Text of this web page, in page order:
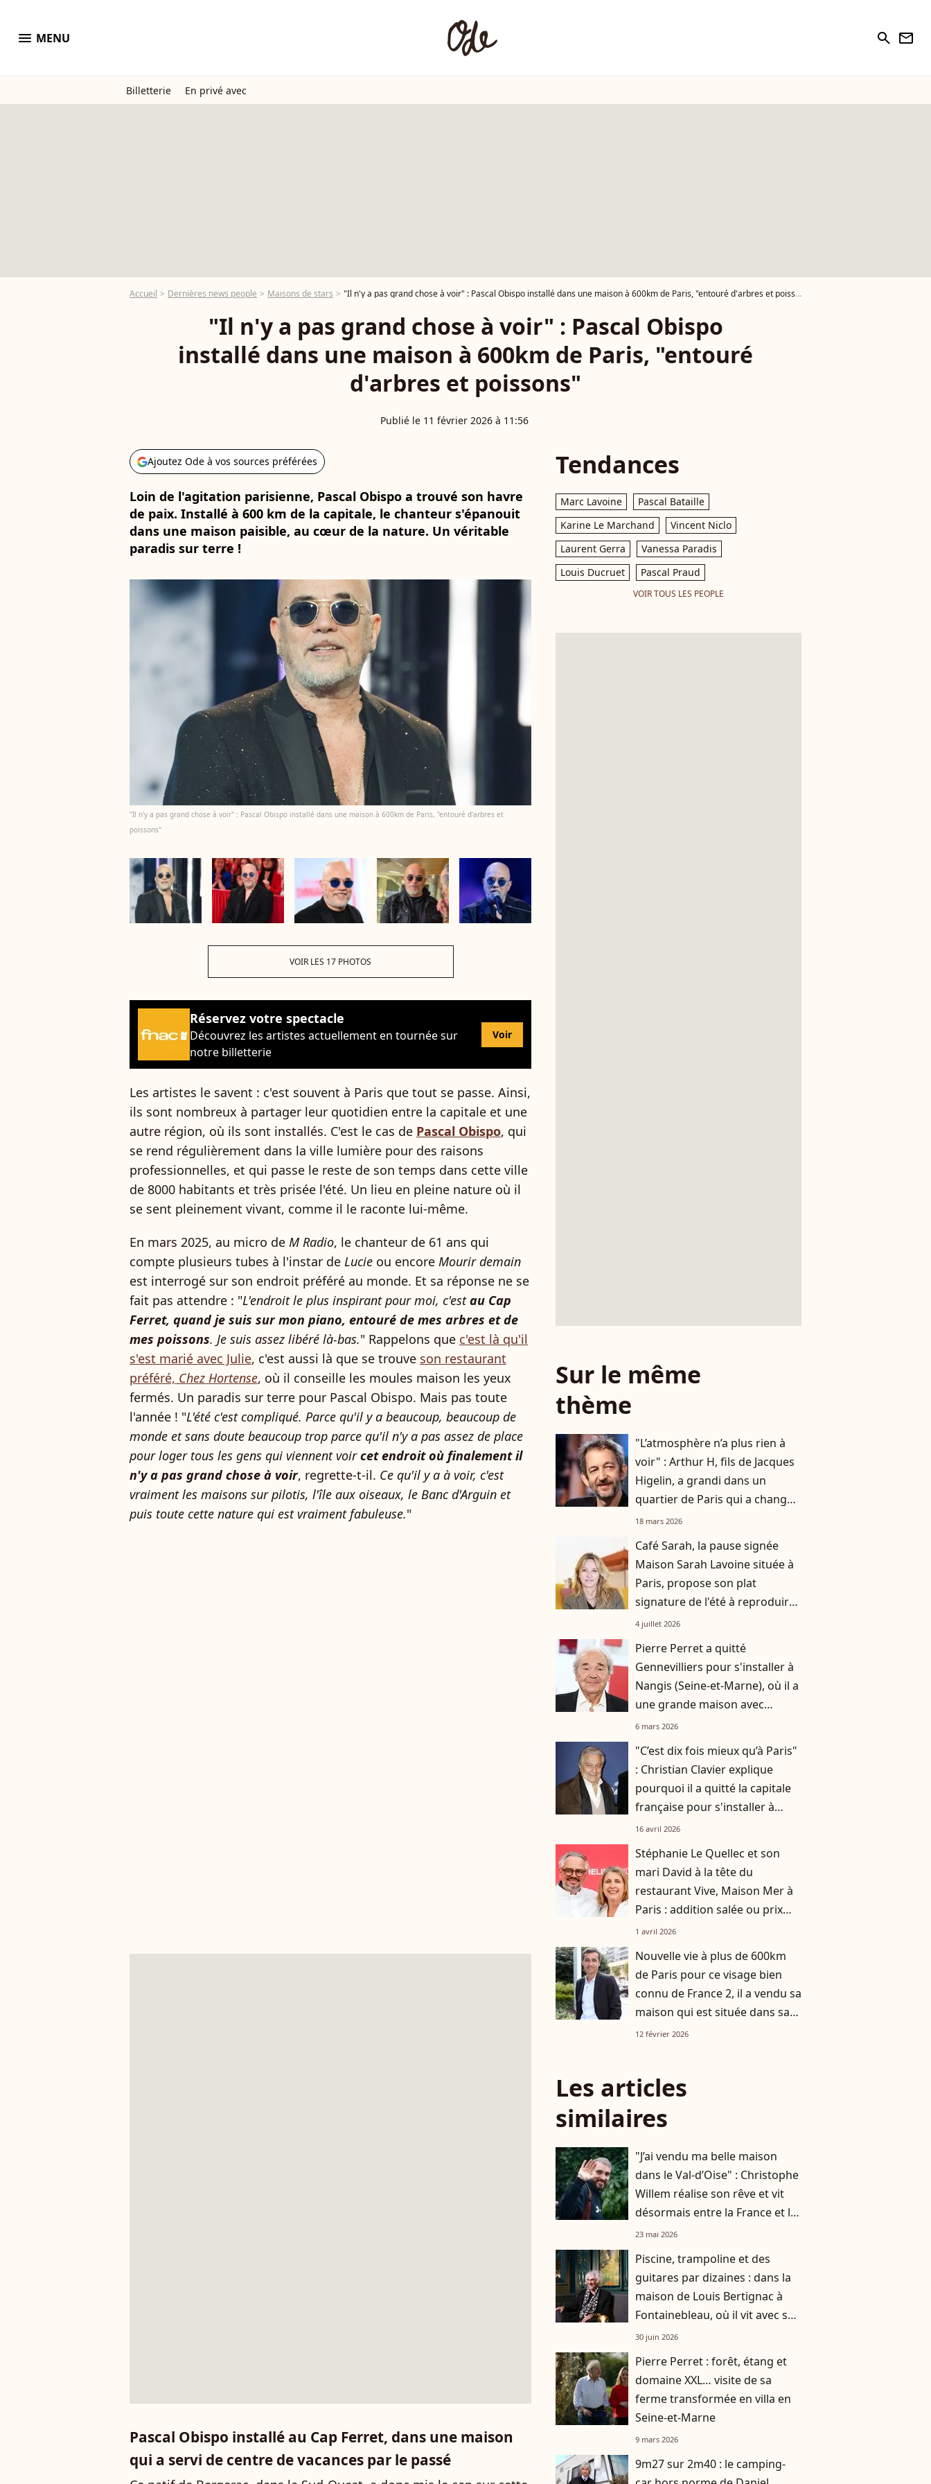
menu MENU search newsletter
Billetterie En privé avec
Accueil Dernières news people Maisons de stars "Il n'y a pas grand chose à voir" : Pascal Obispo installé dans une maison à 600km de Paris, "entouré d'arbres et poissons"
"Il n'y a pas grand chose à voir" : Pascal Obispo
installé dans une maison à 600km de Paris, "entouré
d'arbres et poissons"
Publié le 11 février 2026 à 11:56
Ajoutez Ode à vos sources préférées
Loin de l'agitation parisienne, Pascal Obispo a trouvé son havre
de paix. Installé à 600 km de la capitale, le chanteur s'épanouit
dans une maison paisible, au cœur de la nature. Un véritable
paradis sur terre !
"Il n'y a pas grand chose à voir" : Pascal Obispo installé dans une maison à 600km de Paris, "entouré d'arbres et
poissons"
VOIR LES 17 PHOTOS
Réservez votre spectacle
Découvrez les artistes actuellement en tournée sur
notre billetterie
Voir
Les artistes le savent : c'est souvent à Paris que tout se passe. Ainsi,
ils sont nombreux à partager leur quotidien entre la capitale et une
autre région, où ils sont installés. C'est le cas de Pascal Obispo, qui
se rend régulièrement dans la ville lumière pour des raisons
professionnelles, et qui passe le reste de son temps dans cette ville
de 8000 habitants et très prisée l'été. Un lieu en pleine nature où il
se sent pleinement vivant, comme il le raconte lui-même.
En mars 2025, au micro de M Radio, le chanteur de 61 ans qui
compte plusieurs tubes à l'instar de Lucie ou encore Mourir demain
est interrogé sur son endroit préféré au monde. Et sa réponse ne se
fait pas attendre : "L'endroit le plus inspirant pour moi, c'estau Cap
Ferret, quand je suis sur mon piano, entouré de mes arbres et de
mes poissons. Je suis assez libéré là-bas." Rappelons que c'est là qu'il
s'est marié avec Julie, c'est aussi là que se trouve son restaurant
préféré, Chez Hortense, où il conseille les moules maison les yeux
fermés. Un paradis sur terre pour Pascal Obispo. Mais pas toute
l'année ! "L'été c'est compliqué. Parce qu'il y a beaucoup, beaucoup de
monde et sans doute beaucoup trop parce qu'il n'y a pas assez de place
pour loger tous les gens qui viennent voircet endroit où finalement il
n'y a pas grand chose à voir, regrette-t-il. Ce qu'il y a à voir, c'est
vraiment les maisons sur pilotis, l'île aux oiseaux, le Banc d'Arguin et
puis toute cette nature qui est vraiment fabuleuse."
Pascal Obispo installé au Cap Ferret, dans une maison
qui a servi de centre de vacances par le passé
Tendances
Marc Lavoine
Pascal Bataille
Karine Le Marchand
Vincent Niclo
Laurent Gerra
Vanessa Paradis
Louis Ducruet
Pascal Praud
VOIR TOUS LES PEOPLE
Sur le même
thème
"L’atmosphère n’a plus rien à
voir" : Arthur H, fils de Jacques
Higelin, a grandi dans un
quartier de Paris qui a changé
du tout au tout
18 mars 2026
Café Sarah, la pause signée
Maison Sarah Lavoine située à
Paris, propose son plat
signature de l'été à reproduire
à la maison
4 juillet 2026
Pierre Perret a quitté
Gennevilliers pour s'installer à
Nangis (Seine-et-Marne), où il a
une grande maison avec
piscine
6 mars 2026
"C’est dix fois mieux qu’à Paris"
: Christian Clavier explique
pourquoi il a quitté la capitale
française pour s'installer à
Bruxelles
16 avril 2026
Stéphanie Le Quellec et son
mari David à la tête du
restaurant Vive, Maison Mer à
Paris : addition salée ou prix
doux ? On a décortiqué leur
1 avril 2026
Nouvelle vie à plus de 600km
de Paris pour ce visage bien
connu de France 2, il a vendu sa
maison qui est située dans sa
ville d'enfance
12 février 2026
Les articles
similaires
"J’ai vendu ma belle maison
dans le Val-d’Oise" : Christophe
Willem réalise son rêve et vit
désormais entre la France et le
Brésil
23 mai 2026
Piscine, trampoline et des
guitares par dizaines : dans la
maison de Louis Bertignac à
Fontainebleau, où il vit avec sa
femme Laetitia et leur fils
30 juin 2026
Pierre Perret : forêt, étang et
domaine XXL… visite de sa
ferme transformée en villa en
Seine-et-Marne
9 mars 2026
9m27 sur 2m40 : le camping-